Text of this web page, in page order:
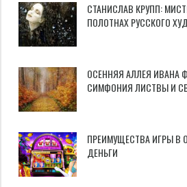
СТАНИСЛАВ КРУПП:
ПОЛОТНАХ РУССКОГО
ОСЕННЯЯ АЛЛЕЯ ИВАНА
СИМФОНИЯ ЛИСТВЫ И
ПРЕИМУЩЕСТВА ИГРЫ В
ДЕНЬГИ